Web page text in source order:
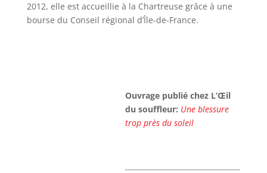
2012, elle est accueillie à la Chartreuse grâce à une
bourse du Conseil régional d’Île-de-France.
Ouvrage publié chez L’Œil
du souffleur: Une blessure
trop près du soleil